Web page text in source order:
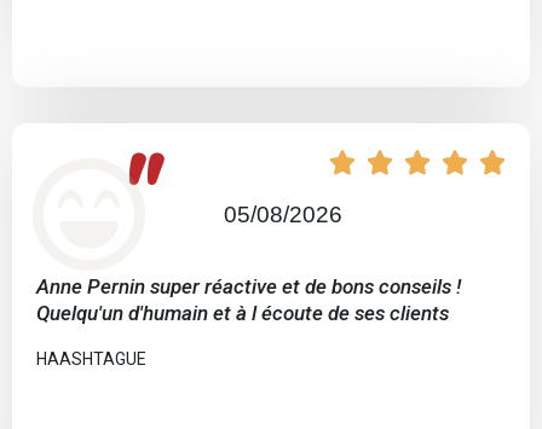
    
" 05/08/2026
Anne Pernin super réactive et de bons conseils !
Quelqu'un d'humain et à l écoute de ses clients
HAASHTAGUE